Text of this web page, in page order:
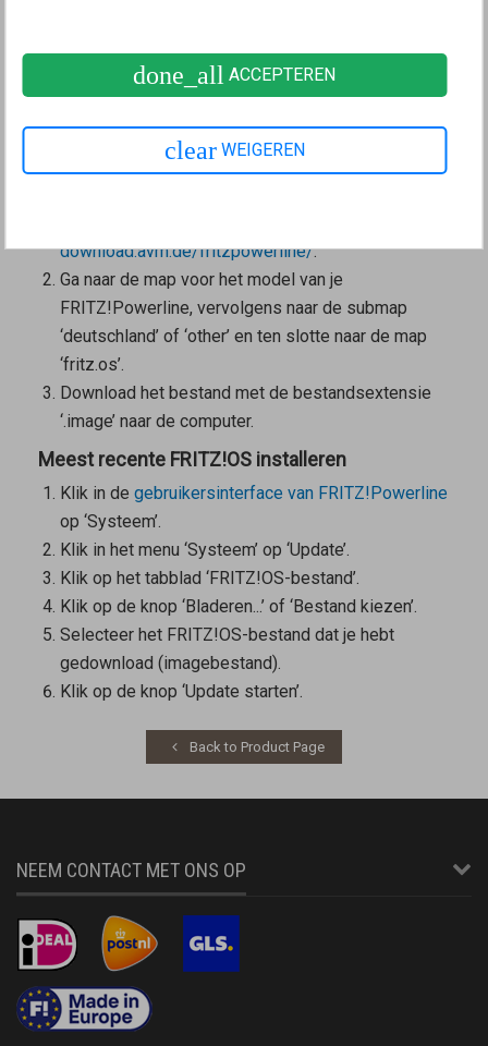
3 Update handmatig uitvoeren
Als een online-update niet mogelijk is, bijvoorbeeld
het internet, voer dan de update handmatig uit:
download.avm.de/fritzpowerline/.
Ga naar de map voor het model van je
FRITZ!Powerline, vervolgens naar de submap
‘deutschland’ of ‘other’ en ten slotte naar de map
‘fritz.os’.
Download het bestand met de bestandsextensie
‘.image’ naar de computer.
Meest recente FRITZ!OS installeren
Klik in de gebruikersinterface van FRITZ!Powerline
op ‘Systeem’.
Klik in het menu ‘Systeem’ op ‘Update’.
Klik op het tabblad ‘FRITZ!OS-bestand’.
Klik op de knop ‘Bladeren...’ of ‘Bestand kiezen’.
Selecteer het FRITZ!OS-bestand dat je hebt
gedownload (imagebestand).
Klik op de knop ‘Update starten’.
Back to Product Page
NEEM CONTACT MET ONS OP
done_all ACCEPTEREN
clear WEIGEREN